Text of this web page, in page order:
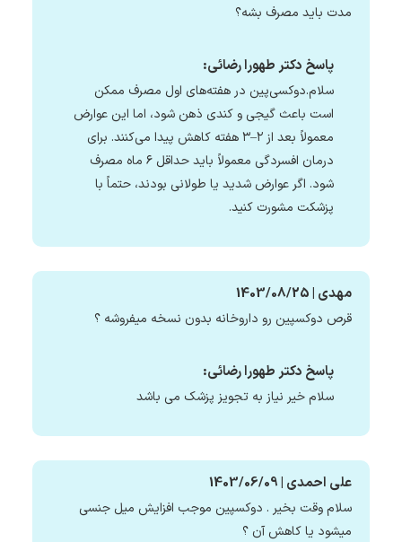
مدت باید مصرف بشه؟
پاسخ دکتر طهورا رضائی:
سلام.دوکسی‌پین در هفته‌های اول مصرف ممکن
است باعث گیجی و کندی ذهن شود، اما این عوارض
معمولاً بعد از ۲–۳ هفته کاهش پیدا می‌کنند. برای
درمان افسردگی معمولاً باید حداقل ۶ ماه مصرف
شود. اگر عوارض شدید یا طولانی بودند، حتماً با
پزشکت مشورت کنید.
مهدی | 1403/08/25
قرص دوکسپین رو داروخانه بدون نسخه میفروشه ؟
پاسخ دکتر طهورا رضائی:
سلام خیر نیاز به تجویز پزشک می باشد
علی احمدی | 1403/06/09
سلام وقت بخیر . دوکسپین موجب افزایش میل جنسی
میشود یا کاهش آن ؟